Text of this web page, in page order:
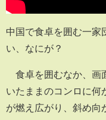
中国で食卓を囲む一家
い、なにが？
食卓を囲むなか、画
いたままのコンロに何
が燃え広がり、斜め向